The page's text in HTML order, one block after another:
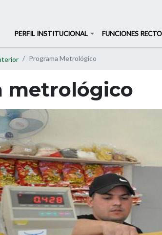
PERFIL INSTITUCIONAL FUNCIONES
Programa Metrológico
metrológico